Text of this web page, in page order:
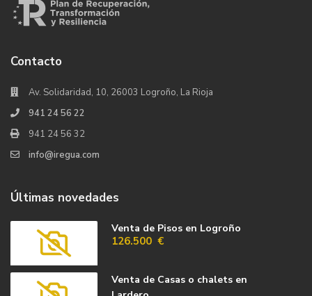
Contacto
Av. Solidaridad, 10, 26003 Logroño, La Rioja
941 24 56 22
941 24 56 32
info@iregua.com
Últimas novedades
Venta de Pisos en Logroño
126.500 €
Venta de Casas o chalets en